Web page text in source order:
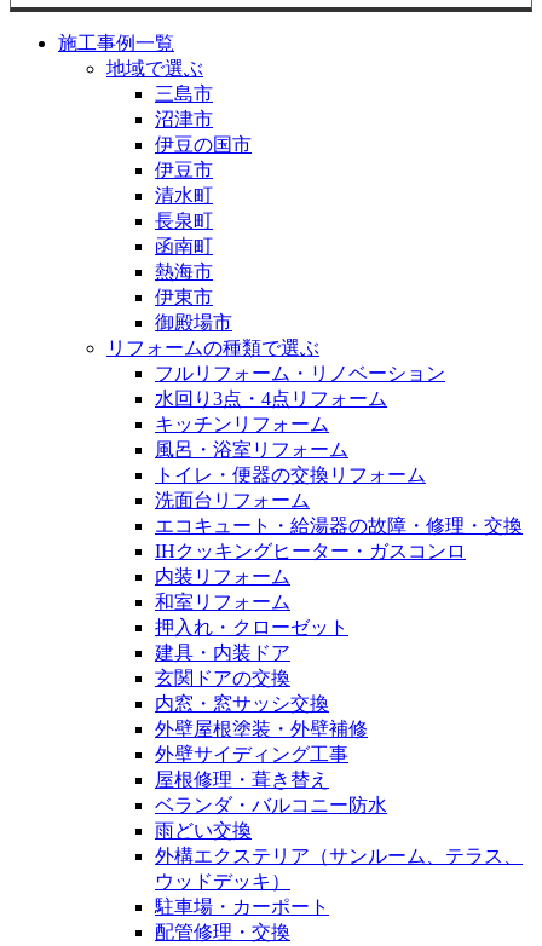
施工事例一覧
地域で選ぶ
三島市
沼津市
伊豆の国市
伊豆市
清水町
長泉町
函南町
熱海市
伊東市
御殿場市
リフォームの種類で選ぶ
フルリフォーム・リノベーション
水回り3点・4点リフォーム
キッチンリフォーム
風呂・浴室リフォーム
トイレ・便器の交換リフォーム
洗面台リフォーム
エコキュート・給湯器の故障・修理・交換
IHクッキングヒーター・ガスコンロ
内装リフォーム
和室リフォーム
押入れ・クローゼット
建具・内装ドア
玄関ドアの交換
内窓・窓サッシ交換
外壁屋根塗装・外壁補修
外壁サイディング工事
屋根修理・葺き替え
ベランダ・バルコニー防水
雨どい交換
外構エクステリア（サンルーム、テラス、
ウッドデッキ）
駐車場・カーポート
配管修理・交換